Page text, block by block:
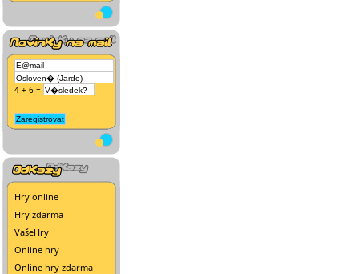
4 + 6 =
Hry online
Hry zdarma
VašeHry
Online hry
Online hry zdarma